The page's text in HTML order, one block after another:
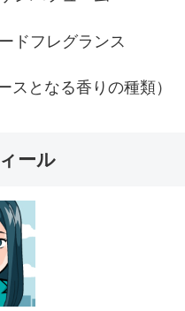
ドフレグランス
スとなる香りの種類）
ール